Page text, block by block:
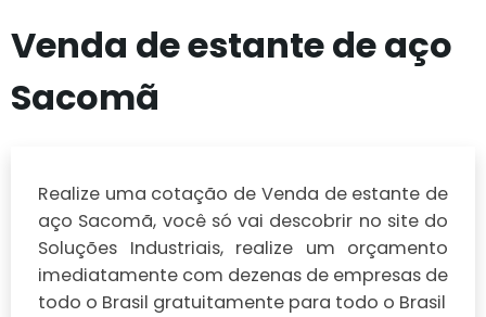
Venda de estante de aço
Sacomã
Realize uma cotação de Venda de estante de
aço Sacomã, você só vai descobrir no site do
Soluções Industriais, realize um orçamento
imediatamente com dezenas de empresas de
todo o Brasil gratuitamente para todo o Brasil